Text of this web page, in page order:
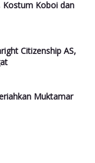
Kostum Koboi dan
Citizenship AS,
Muktamar